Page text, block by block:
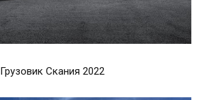
Грузовик Скания 2022